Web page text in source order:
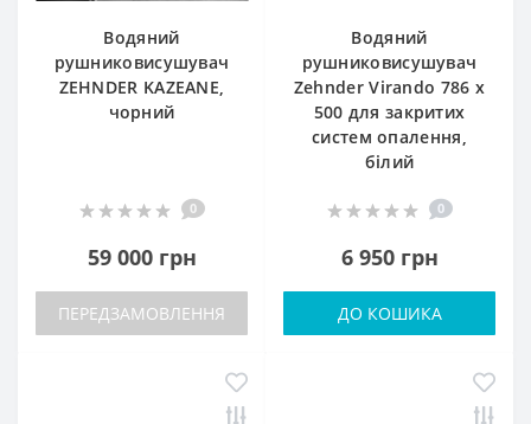
Водяний
рушниковисушувач
ZEHNDER KAZEANE,
чорний
0
59 000 грн
ПЕРЕДЗАМОВЛЕННЯ
Водяний
рушниковисушувач
Zehnder Virando 786 x
500 для закритих
систем опалення,
білий
0
6 950 грн
ДО КОШИКА